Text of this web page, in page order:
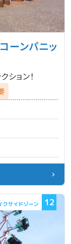
ーンパニッ
ション！
12